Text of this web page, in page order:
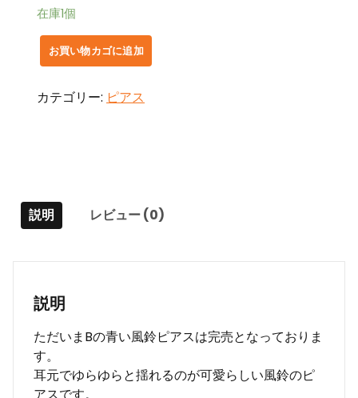
在庫1個
風
鈴
ピ
お買い物カゴに追加
カテゴリー: ピアス
説明 レビュー (0)
説明
ただいまBの青い風鈴ピアスは完売となっておりま
す。
耳元でゆらゆらと揺れるのが可愛らしい風鈴のピ
アスです。